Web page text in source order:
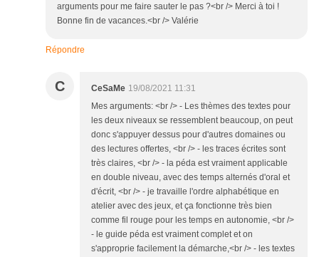
arguments pour me faire sauter le pas ?<br /> Merci à toi !
Bonne fin de vacances.<br /> Valérie
Répondre
C CeSaMe 19/08/2021 11:31
Mes arguments: <br /> - Les thèmes des textes pour
les deux niveaux se ressemblent beaucoup, on peut
donc s'appuyer dessus pour d'autres domaines ou
des lectures offertes, <br /> - les traces écrites sont
très claires, <br /> - la péda est vraiment applicable
en double niveau, avec des temps alternés d'oral et
d'écrit, <br /> - je travaille l'ordre alphabétique en
atelier avec des jeux, et ça fonctionne très bien
comme fil rouge pour les temps en autonomie, <br />
- le guide péda est vraiment complet et on
s'approprie facilement la démarche,<br /> - les textes